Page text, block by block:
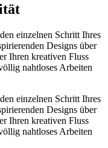
einzelnen Schritt Ihres
Designs über
Ihren kreativen Fluss
nahtloses Arbeiten
einzelnen Schritt Ihres
Designs über
Ihren kreativen Fluss
nahtloses Arbeiten